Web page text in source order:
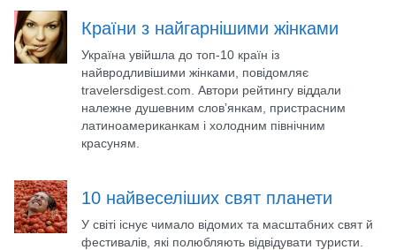
Країни з найгарнішими жінками
Україна увійшла до топ-10 країн із
найвродливішими жінками, повідомляє
travelersdigest.com. Автори рейтингу віддали
належне душевним слов’янкам, пристрасним
латиноамериканкам і холодним північним
красуням.
10 найвеселіших свят планети
У світі існує чимало відомих та масштабних свят й
фестивалів, які полюбляють відвідувати туристи.